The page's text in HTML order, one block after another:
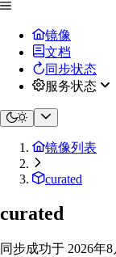
镜像
文档
同步状态
服务状态
镜像列表
curated
curated
同步成功于 2026年